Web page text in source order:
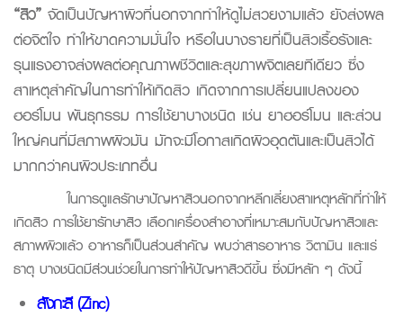
“สิว” จัดเป็นปัญหาผิวที่นอกจากทำให้ดูไม่สวยงามแล้ว ยังส่งผล
ต่อจิตใจ ทำให้ขาดความมั่นใจ หรือในบางรายที่เป็นสิวเรื้อรังและ
รุนแรงอาจส่งผลต่อคุณภาพชีวิตและสุขภาพจิตเลยทีเดียว ซึ่ง
สาเหตุสำคัญในการทำให้เกิดสิว เกิดจากการเปลี่ยนแปลงของ
ฮอร์โมน พันธุกรรม การใช้ยาบางชนิด เช่น ยาฮอร์โมน และส่วน
ใหญ่คนที่มีสภาพผิวมัน มักจะมีโอกาสเกิดผิวอุดตันและเป็นสิวได้
มากกว่าคนผิวประเภทอื่น
ในการดูแลรักษาปัญหาสิวนอกจากหลีกเลี่ยงสาเหตุหลักที่ทำให้
เกิดสิว การใช้ยารักษาสิว เลือกเครื่องสำอางที่เหมาะสมกับปัญหาสิวและ
สภาพผิวแล้ว อาหารก็เป็นส่วนสำคัญ พบว่าสารอาหาร วิตามิน และแร่
ธาตุ บางชนิดมีส่วนช่วยในการทำให้ปัญหาสิวดีขึ้น ซึ่งมีหลัก ๆ ดังนี้
สังกะสี (Zinc)